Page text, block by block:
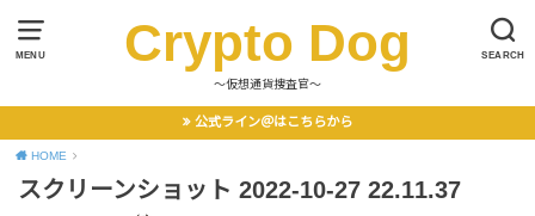
MENU SEARCH
Crypto Dog
〜仮想通貨捜査官〜
公式ライン＠はこちらから
HOME
スクリーンショット 2022-10-27 22.11.37